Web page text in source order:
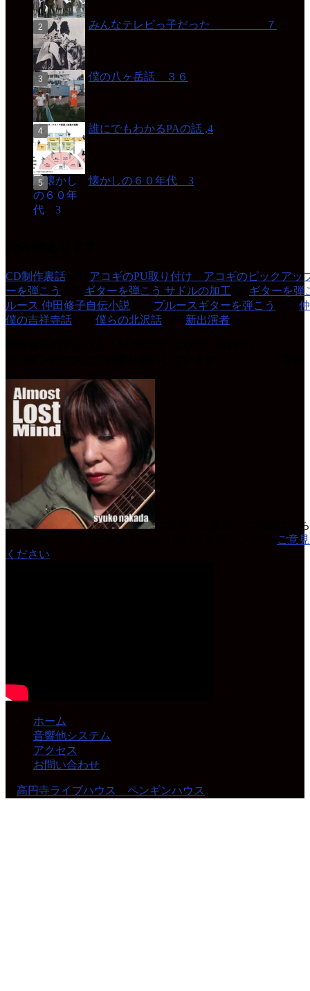
みんなテレビっ子だった ７
僕の八ヶ岳話 ３６
誰にでもわかるPAの話 ,4
懐かしの６０年代 3
CD制作裏話
アコギのPU取り付け アコギのピックアッ
ーを弾こう
ギターを弾こう サドルの加工
ギターを弾
ルース 仲田修子自伝小説
ブルースギターを弾こう
僕の吉祥寺話
僕らの北沢話 新出演者
ご質問、ご意見、ご感想はこ
ご意
ください
ホーム
音響他システム
アクセス
お問い合わせ
高円寺ライブハウス ペンギンハウス